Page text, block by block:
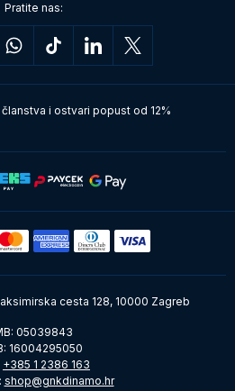
Pratite nas:
i ostvari popust od 12%
cesta 128, 10000 Zagreb
05039843
16004295050
+385 1 2386 163
shop@gnkdinamo.hr